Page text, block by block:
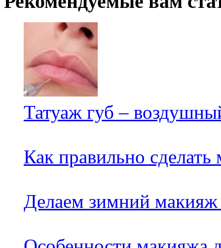
Татуаж губ –
Как правильно
Делаем зимний макияж